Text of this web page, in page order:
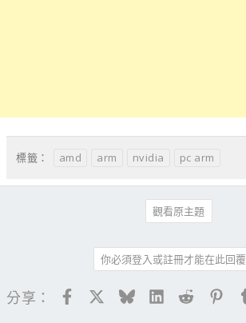
標籤： amd arm nvidia pc arm
觀看原主題
你必須登入或註冊才能在此回覆
分享： FacebookBlueskyLinkedIn
Reddit